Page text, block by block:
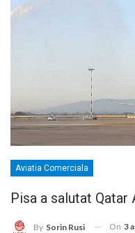
Aviatia Comerciala
Pisa a salutat Qatar
By Sorin Rusi On 3